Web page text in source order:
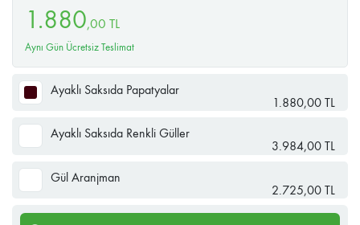
1.880,00 TL
Aynı Gün Ücretsiz Teslimat
Ayaklı Saksıda Papatyalar
1.880,00 TL
Ayaklı Saksıda Renkli Güller
3.984,00 TL
Gül Aranjman
2.725,00 TL